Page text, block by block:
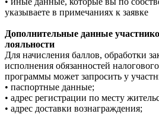
указываете в примечаниях к заявке
Дополнительные данные
лояльности
Для начисления баллов, обработки
исполнения обязанностей
программы может запросить у
• паспортные данные;
• адрес регистрации по месту
• адрес доставки вознаграждения;